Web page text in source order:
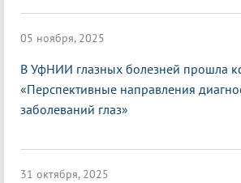
05 ноября, 2025
В УфНИИ глазных болезней прошла
«Перспективные направления
заболеваний глаз»
31 октября, 2025